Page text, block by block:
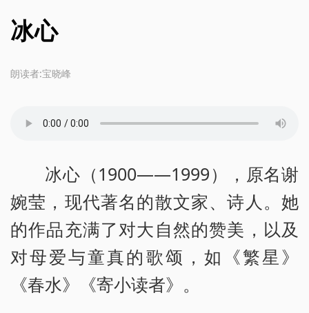
冰心
朗读者:宝晓峰
冰心（1900——1999），原名谢
婉莹，现代著名的散文家、诗人。她
的作品充满了对大自然的赞美，以及
对母爱与童真的歌颂，如《繁星》
《春水》《寄小读者》。